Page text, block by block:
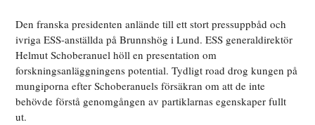
Den franska presidenten anlände till ett stort pressuppbåd och
ivriga ESS-anställda på Brunnshög i Lund. ESS generaldirektör
Helmut Schoberanuel höll en presentation om
forskningsanläggningens potential. Tydligt road drog kungen på
mungiporna efter Schoberanuels försäkran om att de inte
behövde förstå genomgången av partiklarnas egenskaper fullt
ut.